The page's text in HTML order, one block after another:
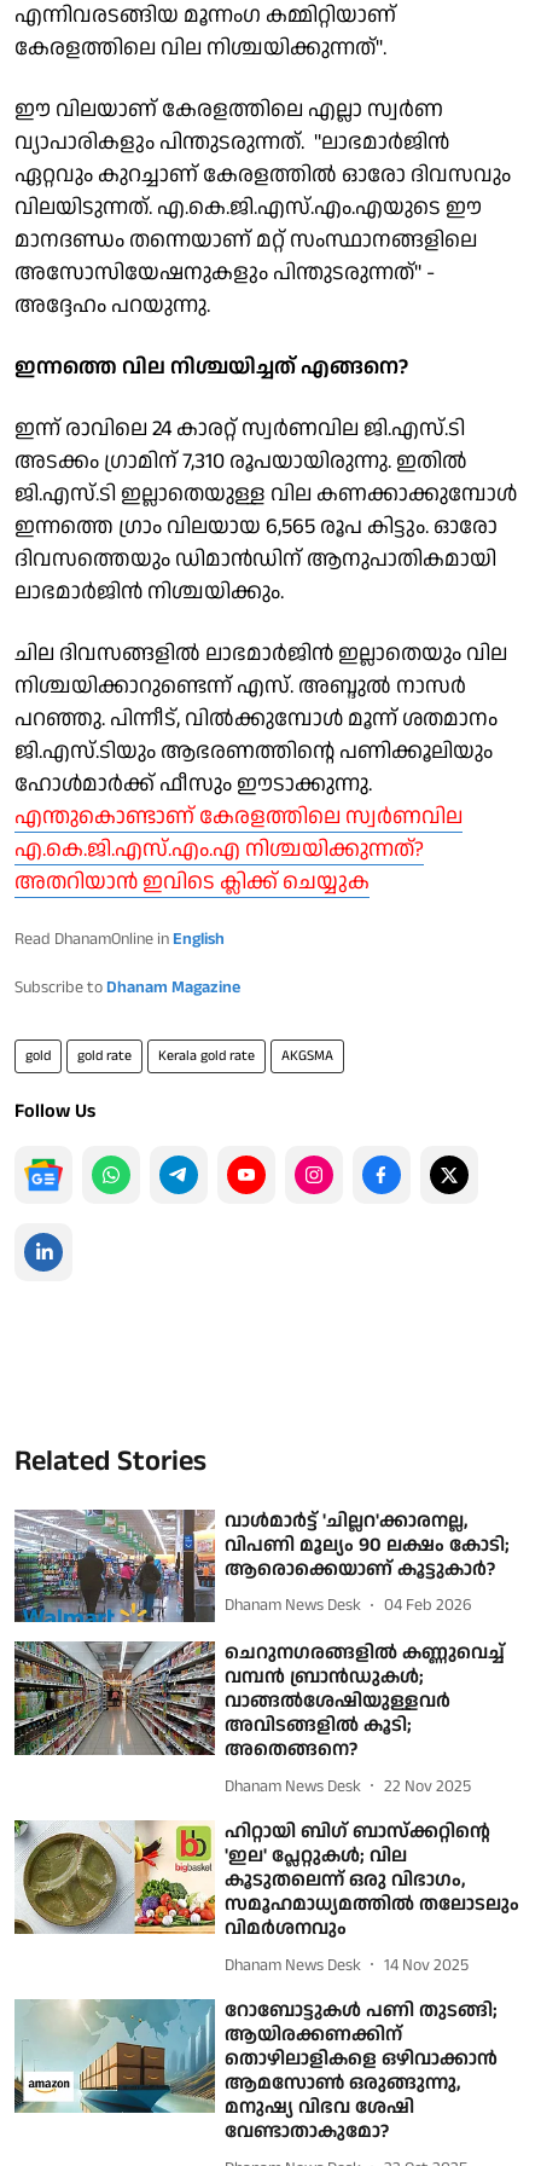
എന്നിവരടങ്ങിയ മൂന്നംഗ കമ്മിറ്റിയാണ്
കേരളത്തിലെ വില നിശ്ചയിക്കുന്നത്''.
ഈ വിലയാണ് കേരളത്തിലെ എല്ലാ സ്വര്‍ണ
വ്യാപാരികളും പിന്തുടരുന്നത്. ''ലാഭമാര്‍ജിന്‍
ഏറ്റവും കുറച്ചാണ് കേരളത്തില്‍ ഓരോ ദിവസവും
വിലയിടുന്നത്. എ.കെ.ജി.എസ്.എം.എയുടെ ഈ
മാനദണ്ഡം തന്നെയാണ് മറ്റ് സംസ്ഥാനങ്ങളിലെ
അസോസിയേഷനുകളും പിന്തുടരുന്നത്'' -
അദ്ദേഹം പറയുന്നു.
ഇന്നത്തെ വില നിശ്ചയിച്ചത് എങ്ങനെ?
ഇന്ന് രാവിലെ 24 കാരറ്റ് സ്വര്‍ണവില ജി.എസ്.ടി
അടക്കം ഗ്രാമിന് 7,310 രൂപയായിരുന്നു. ഇതില്‍
ജി.എസ്.ടി ഇല്ലാതെയുള്ള വില കണക്കാക്കുമ്പോള്‍
ഇന്നത്തെ ഗ്രാം വിലയായ 6,565 രൂപ കിട്ടും. ഓരോ
ദിവസത്തെയും ഡിമാന്‍ഡിന് ആനുപാതികമായി
ലാഭമാര്‍ജിന്‍ നിശ്ചയിക്കും.
ചില ദിവസങ്ങളില്‍ ലാഭമാര്‍ജിന്‍ ഇല്ലാതെയും വില
നിശ്ചയിക്കാറുണ്ടെന്ന് എസ്. അബ്ദുല്‍ നാസര്‍
പറഞ്ഞു. പിന്നീട്, വില്‍ക്കുമ്പോള്‍ മൂന്ന് ശതമാനം
ജി.എസ്.ടിയും ആഭരണത്തിന്റെ പണിക്കൂലിയും
ഹോള്‍മാര്‍ക്ക് ഫീസും ഈടാക്കുന്നു.
എന്തുകൊണ്ടാണ് കേരളത്തിലെ സ്വർണവില
എ.കെ.ജി.എസ്.എം.എ നിശ്ചയിക്കുന്നത്?
അതറിയാൻ ഇവിടെ ക്ലിക്ക് ചെയ്യുക
Read DhanamOnline in English
Subscribe to Dhanam Magazine
gold gold rate Kerala gold rate AKGSMA
Follow Us
Related Stories
വാള്‍മാര്‍ട്ട് 'ചില്ലറ'ക്കാരനല്ല,
വിപണി മൂല്യം 90 ലക്ഷം കോടി;
ആരൊക്കെയാണ് കൂട്ടുകാര്‍?
Dhanam News Desk 04 Feb 2026
​ചെറുനഗരങ്ങളിൽ കണ്ണുവെച്ച്
വമ്പൻ ബ്രാൻഡുകൾ;
വാങ്ങൽശേഷിയുള്ളവർ
അവിടങ്ങളിൽ കൂടി;
അതെങ്ങനെ?
Dhanam News Desk 22 Nov 2025
ഹിറ്റായി ബിഗ് ബാസ്‌ക്കറ്റിന്റെ
'ഇല' പ്ലേറ്റുകള്‍; വില
കൂടുതലെന്ന് ഒരു വിഭാഗം,
സമൂഹമാധ്യമത്തില്‍ തലോടലും
വിമര്‍ശനവും
Dhanam News Desk 14 Nov 2025
റോബോട്ടുകൾ പണി തുടങ്ങി;
ആയിരക്കണക്കിന്
തൊഴിലാളികളെ ഒഴിവാക്കാന്‍
ആമസോൺ ഒരുങ്ങുന്നു,
മനുഷ്യ വിഭവ ശേഷി
വേണ്ടാതാകുമോ?